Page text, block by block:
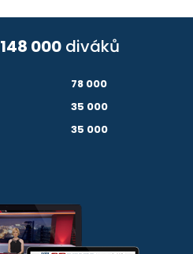
148 000 diváků
78 000
35 000
35 000